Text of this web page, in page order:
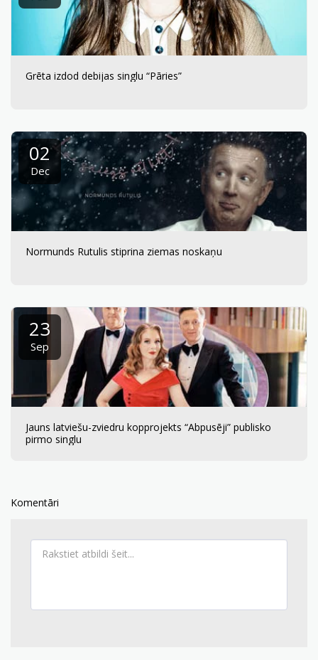
Grēta izdod debijas singlu “Pāries”
02
Dec
Normunds Rutulis stiprina ziemas noskaņu
23
Sep
Jauns latviešu-zviedru kopprojekts “Abpusēji” publisko
pirmo singlu
Komentāri